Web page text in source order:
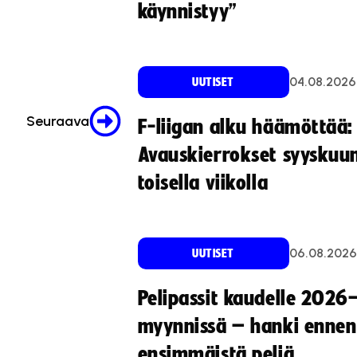
Seuraava
käynnistyy”
UUTISET 04.08.2026
F-liigan alku häämöttää:
Avauskierrokset
toisella viikolla
UUTISET 06.08.2026
Pelipassit kaudelle
myynnissä – hanki ennen